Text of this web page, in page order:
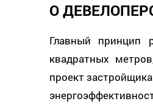
О
Главный принцип
квадратных
проект